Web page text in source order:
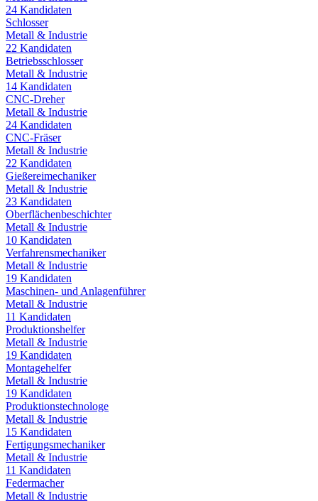
24 Kandidaten
Schlosser
Metall & Industrie
22 Kandidaten
Betriebsschlosser
Metall & Industrie
14 Kandidaten
CNC-Dreher
Metall & Industrie
24 Kandidaten
CNC-Fräser
Metall & Industrie
22 Kandidaten
Gießereimechaniker
Metall & Industrie
23 Kandidaten
Oberflächenbeschichter
Metall & Industrie
10 Kandidaten
Verfahrensmechaniker
Metall & Industrie
19 Kandidaten
Maschinen- und Anlagenführer
Metall & Industrie
11 Kandidaten
Produktionshelfer
Metall & Industrie
19 Kandidaten
Montagehelfer
Metall & Industrie
19 Kandidaten
Produktionstechnologe
Metall & Industrie
15 Kandidaten
Fertigungsmechaniker
Metall & Industrie
11 Kandidaten
Federmacher
Metall & Industrie